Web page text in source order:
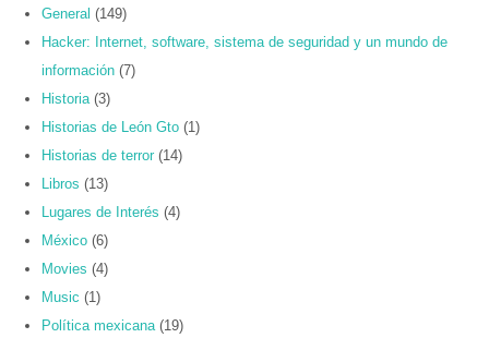
General (149)
Hacker: Internet, software, sistema de seguridad y un mundo de
información (7)
Historia (3)
Historias de León Gto (1)
Historias de terror (14)
Libros (13)
Lugares de Interés (4)
México (6)
Movies (4)
Music (1)
Política mexicana (19)